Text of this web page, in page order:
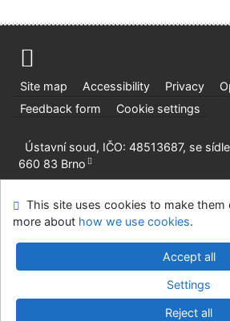
Site map Accessibility Privacy
Feedback form
Cookie settings
Ústavní soud, IČO: 48513687, se
660 83 Brno
This site uses cookies to make them
more about how we use cookies.
Accept all
Settings
Reject all